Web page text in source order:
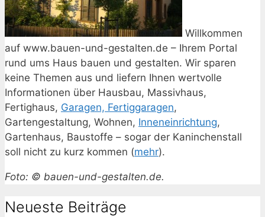
Willkommen
auf www.bauen-und-gestalten.de – Ihrem Portal
rund ums Haus bauen und gestalten. Wir sparen
keine Themen aus und liefern Ihnen wertvolle
Informationen über Hausbau, Massivhaus,
Fertighaus, Garagen, Fertiggaragen,
Gartengestaltung, Wohnen, Inneneinrichtung,
Gartenhaus, Baustoffe – sogar der Kaninchenstall
soll nicht zu kurz kommen (mehr).
Foto: © bauen-und-gestalten.de.
Neueste Beiträge